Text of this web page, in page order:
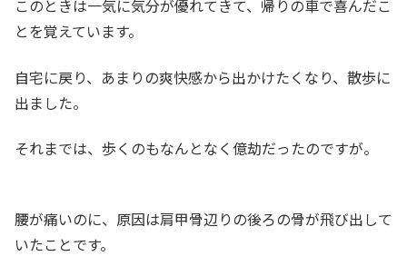
このときは一気に気分が優れてきて、帰りの車で喜んだこ
とを覚えています。
自宅に戻り、あまりの爽快感から出かけたくなり、散歩に
出ました。
それまでは、歩くのもなんとなく億劫だったのですが。
腰が痛いのに、原因は肩甲骨辺りの後ろの骨が飛び出して
いたことです。